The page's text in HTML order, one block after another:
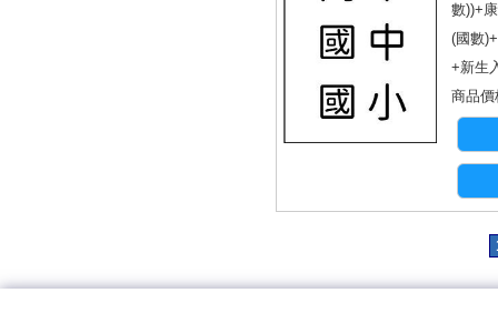
數))+
(國數
+新生
商品價